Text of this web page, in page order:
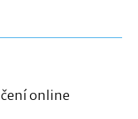
online